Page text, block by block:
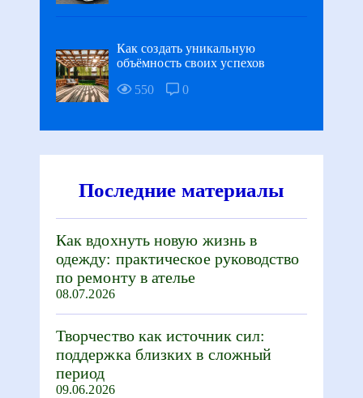
Как создать уникальную
объёмность своих успехов
550
0
Последние материалы
Как вдохнуть новую жизнь в
одежду: практическое руководство
по ремонту в ателье
08.07.2026
Творчество как источник сил:
поддержка близких в сложный
период
09.06.2026